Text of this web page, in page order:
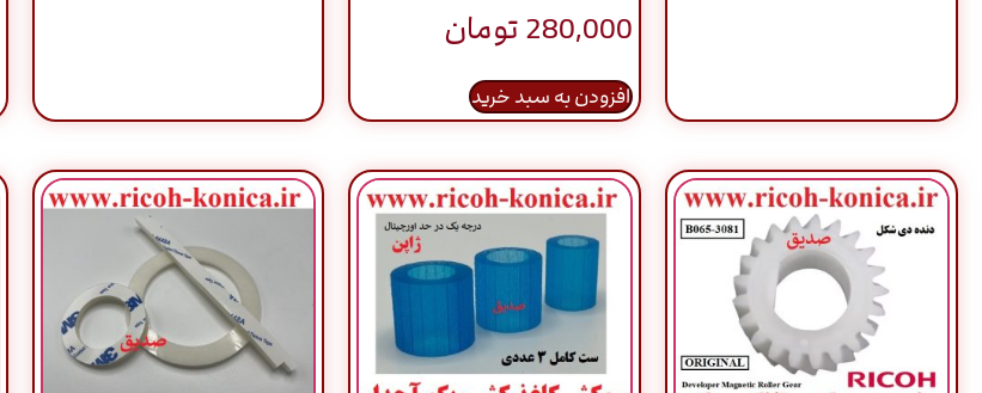
280,000تومان
افزودن به سبد خرید